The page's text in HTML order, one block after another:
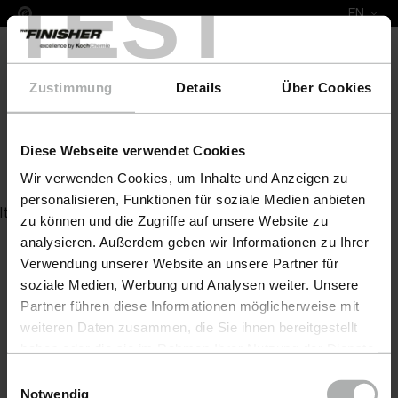
TEST
Zustimmung Details Über Cookies
Diese Webseite verwendet Cookies
Wir verwenden Cookies, um Inhalte und Anzeigen zu
personalisieren, Funktionen für soziale Medien anbieten
zu können und die Zugriffe auf unsere Website zu
analysieren. Außerdem geben wir Informationen zu Ihrer
Verwendung unserer Website an unsere Partner für
soziale Medien, Werbung und Analysen weiter. Unsere
Partner führen diese Informationen möglicherweise mit
weiteren Daten zusammen, die Sie ihnen bereitgestellt
Einstellungen zu den Cookies finden Sie unter
Notwendig
EN
Wasserenthärter
Item not found